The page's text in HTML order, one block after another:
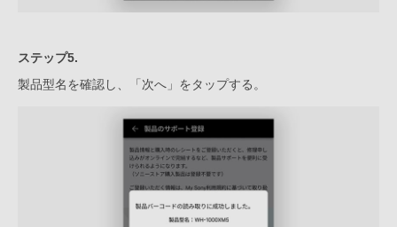
ステップ5.
製品型名を確認し、「次へ」をタップする。